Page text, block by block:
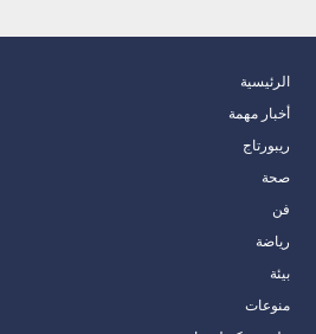
الرئيسية
أخبار مهمة
ريبورتاج
صحة
فن
رياضة
بيئة
منوعات